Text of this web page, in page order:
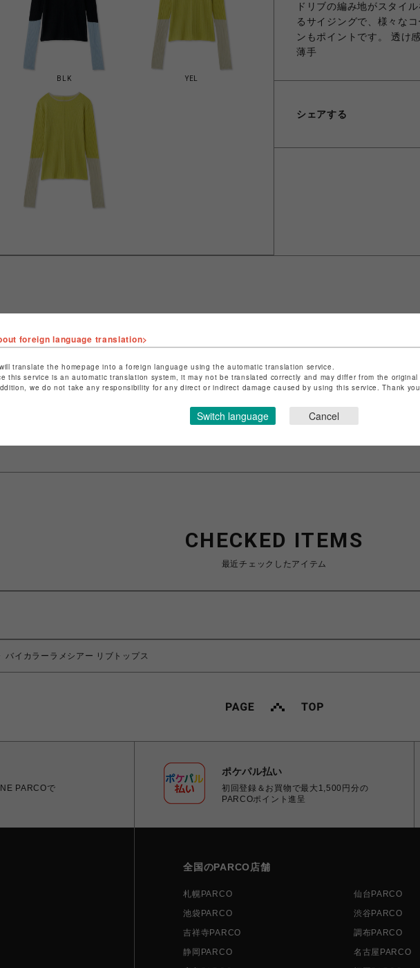
BLK YEL
ドリブの編み地がスタイ
るサイジングで、様々な
ンもポイントです。 透け
薄手
シェアする
ショップ名
FURFUR
店舗名
渋谷PARCO
特定商取引法など法令に基づく表記はこちら
ショップお問い合わせはこちら
CHECKED ITEMS
最近チェックしたアイテム
バイカラーラメシアー リブトップス
PARCOで
ポケパル払い
初回登録＆お買物で最大1,500円分の
PARCOポイント進呈
全国のPARCO店舗
札幌PARCO 仙台PARCO
池袋PARCO
渋谷PARCO
吉祥寺PARCO
調布PARCO
静岡PARCO
名古屋PARCO
foreign language translation>
translate the homepage into a foreign language using the automatic translation service.
this service is an automatic translation system, it may not be translated correctly and may differ from the
we do not take any responsibility for any direct or indirect damage caused by using this service. Thank
Switch language Cancel